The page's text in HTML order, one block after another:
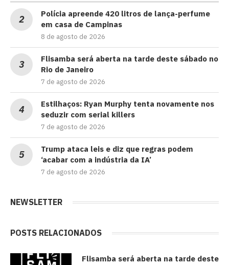
Polícia apreende 420 litros de lança-perfume
em casa de Campinas
8 de agosto de 2026
Flisamba será aberta na tarde deste sábado no
Rio de Janeiro
7 de agosto de 2026
Estilhaços: Ryan Murphy tenta novamente nos
seduzir com serial killers
7 de agosto de 2026
Trump ataca leis e diz que regras podem
‘acabar com a indústria da IA’
7 de agosto de 2026
NEWSLETTER
POSTS RELACIONADOS
Flisamba será aberta na tarde deste